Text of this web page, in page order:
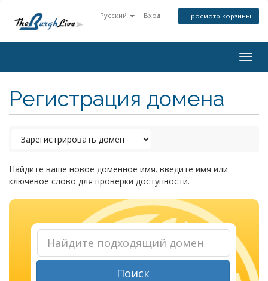
Русский Вход Просмотр корзины
Регистрация домена
Найдите ваше новое доменное имя. введите имя или
ключевое слово для проверки доступности.
Поиск